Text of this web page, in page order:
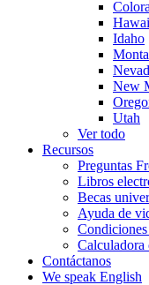
Idaho
New
Utah
Ver todo
Recursos
Preguntas
Libros
Becas
Ayuda de
Calculadora
Contáctanos
We speak English